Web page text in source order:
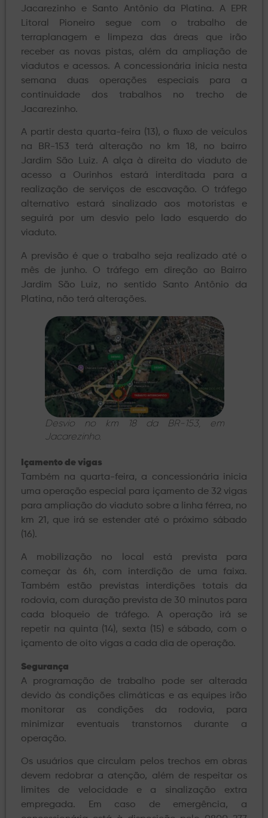
Jacarezinho e Santo Antônio da Platina. A EPR
Litoral Pioneiro segue com o trabalho de
terraplanagem e limpeza das áreas que irão
receber as novas pistas, além da ampliação de
viadutos e acessos. A concessionária inicia nesta
semana duas operações especiais para a
continuidade dos trabalhos no trecho de
Jacarezinho.
A partir desta quarta-feira (13), o fluxo de veículos
na BR-153 terá alteração no km 18, no bairro
Jardim São Luiz. A alça à direita do viaduto de
acesso a Ourinhos estará interditada para a
realização de serviços de escavação. O tráfego
alternativo estará sinalizado aos motoristas e
seguirá por um desvio pelo lado esquerdo do
viaduto.
A previsão é que o trabalho seja realizado até o
mês de junho. O tráfego em direção ao Bairro
Jardim São Luiz, no sentido Santo Antônio da
Platina, não terá alterações.
Desvio no km 18 da BR-153, em
Jacarezinho.
Içamento de vigas
Também na quarta-feira, a concessionária inicia
uma operação especial para içamento de 32 vigas
para ampliação do viaduto sobre a linha férrea, no
km 21, que irá se estender até o próximo sábado
(16).
A mobilização no local está prevista para
começar às 6h, com interdição de uma faixa.
Também estão previstas interdições totais da
rodovia, com duração prevista de 30 minutos para
cada bloqueio de tráfego. A operação irá se
repetir na quinta (14), sexta (15) e sábado, com o
içamento de oito vigas a cada dia de operação.
Segurança
A programação de trabalho pode ser alterada
devido às condições climáticas e as equipes irão
monitorar as condições da rodovia, para
minimizar eventuais transtornos durante a
operação.
Os usuários que circulam pelos trechos em obras
devem redobrar a atenção, além de respeitar os
limites de velocidade e a sinalização extra
empregada. Em caso de emergência, a